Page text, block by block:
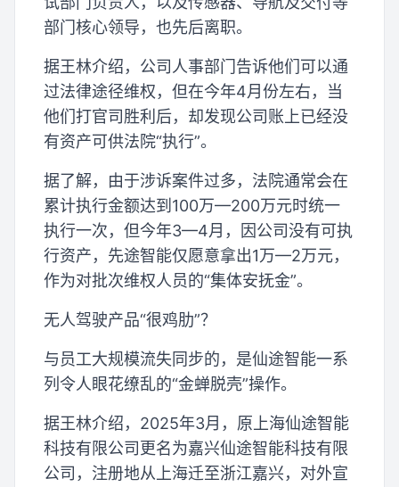
部门核心领导，也先后离职。
据王林介绍，公司人事部门告诉他们可以通
过法律途径维权，但在今年4月份左右，当
他们打官司胜利后，却发现公司账上已经没
有资产可供法院“执行”。
据了解，由于涉诉案件过多，法院通常会在
累计执行金额达到100万—200万元时统一
执行一次，但今年3—4月，因公司没有可执
行资产，先途智能仅愿意拿出1万—2万元，
作为对批次维权人员的“集体安抚金”。
无人驾驶产品“很鸡肋”？
与员工大规模流失同步的，是仙途智能一系
列令人眼花缭乱的“金蝉脱壳”操作。
据王林介绍，2025年3月，原上海仙途智能
科技有限公司更名为嘉兴仙途智能科技有限
公司，注册地从上海迁至浙江嘉兴，对外宣